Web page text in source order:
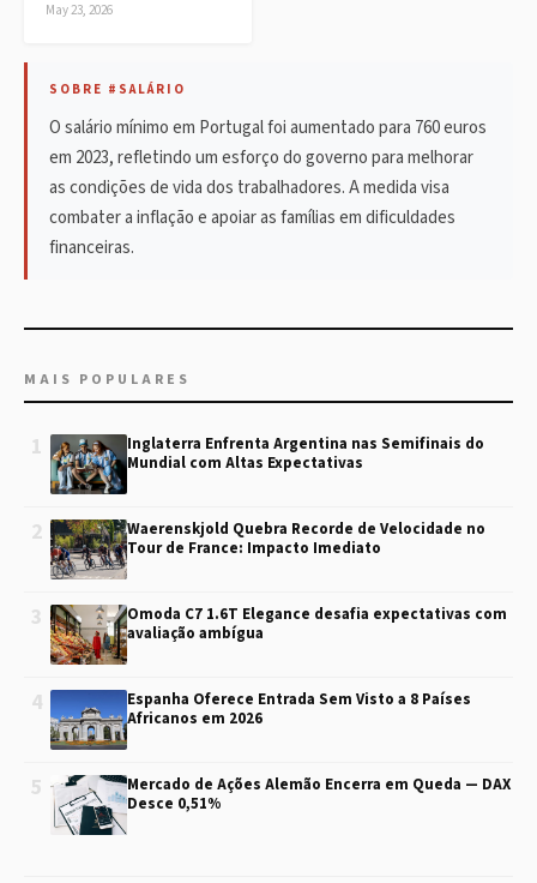
May 23, 2026
SOBRE #SALÁRIO
O salário mínimo em Portugal foi aumentado para 760 euros
em 2023, refletindo um esforço do governo para melhorar
as condições de vida dos trabalhadores. A medida visa
combater a inflação e apoiar as famílias em dificuldades
financeiras.
MAIS POPULARES
1
Inglaterra Enfrenta Argentina nas Semifinais do
Mundial com Altas Expectativas
2
Waerenskjold Quebra Recorde de Velocidade no
Tour de France: Impacto Imediato
3
Omoda C7 1.6T Elegance desafia expectativas com
avaliação ambígua
4
Espanha Oferece Entrada Sem Visto a 8 Países
Africanos em 2026
5
Mercado de Ações Alemão Encerra em Queda — DAX
Desce 0,51%